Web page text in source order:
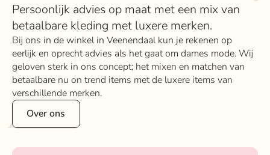
Persoonlijk advies op maat met een mix van
betaalbare kleding met luxere merken.
Bij ons in de winkel in Veenendaal kun je rekenen op
eerlijk en oprecht advies als het gaat om dames mode. Wij
geloven sterk in ons concept; het mixen en matchen van
betaalbare nu on trend items met de luxere items van
verschillende merken.
Over ons